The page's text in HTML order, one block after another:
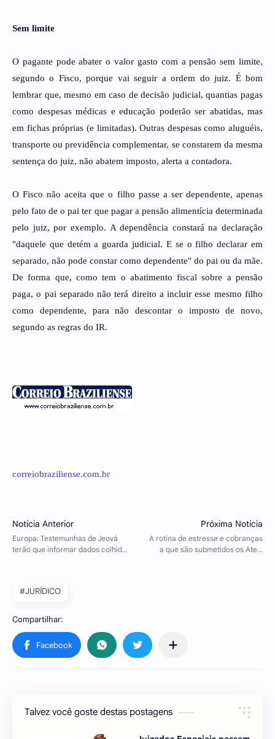
Sem limite
O pagante pode abater o valor gasto com a pensão sem limite,
segundo o Fisco, porque vai seguir a ordem do juiz. É bom
lembrar que, mesmo em caso de decisão judicial, quantias pagas
como despesas médicas e educação poderão ser abatidas, mas
em fichas próprias (e limitadas). Outras despesas como aluguéis,
transporte ou previdência complementar, se constarem da mesma
sentença do juiz, não abatem imposto, alerta a contadora.
O Fisco não aceita que o filho passe a ser dependente, apenas
pelo fato de o pai ter que pagar a pensão alimentícia determinada
pelo juiz, por exemplo. A dependência constará na declaração
"daquele que detém a guarda judicial. E se o filho declarar em
separado, não pode constar como dependente" do pai ou da mãe.
De forma que, como tem o abatimento fiscal sobre a pensão
paga, o pai separado não terá direito a incluir esse mesmo filho
como dependente, para não descontar o imposto de novo,
segundo as regras do IR.
correiobraziliense.com.br
#JURÍDICO
Talvez você goste destas postagens